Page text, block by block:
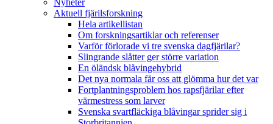
Aktuell fjärilsforskning
Hela artikellistan
Om forskningsartiklar och referenser
Varför förlorade vi tre svenska dagfjärilar?
Slingrande slåtter ger större variation
En öländsk blåvingehybrid
Det nya normala får oss att glömma hur det var
Fortplantningsproblem hos rapsfjärilar efter
värmestress som larver
Svenska svartfläckiga blåvingar sprider sig i